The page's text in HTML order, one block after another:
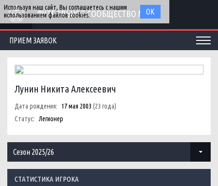
ФУТБОЛЬНОЕ СООБЩЕСТВО МГУ
ПРИЕМ ЗАЯВОК
Лунин Никита Алексеевич
Дата рождения: 17 мая 2003 (23 года)
Статус:
Легионер
Сезон 2025/26
СТАТИСТИКА ИГРОКА
Используя наш сайт, Вы соглашаетесь с нашим
использованием файлов cookies.
ОК